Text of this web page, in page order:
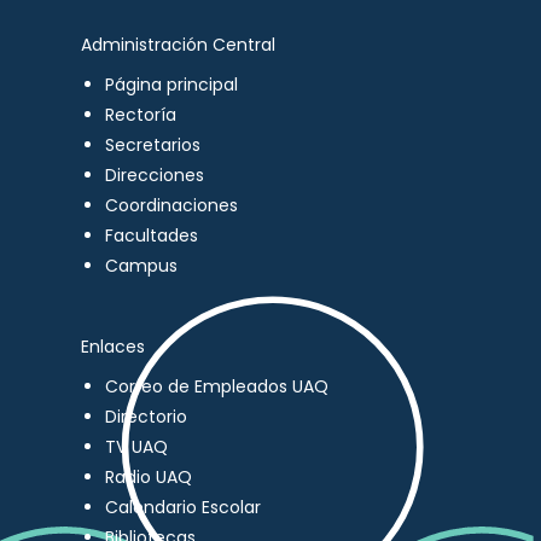
Administración Central
Página principal
Rectoría
Secretarios
Direcciones
Coordinaciones
Facultades
Campus
Enlaces
Correo de Empleados UAQ
Directorio
TV UAQ
Radio UAQ
Calendario Escolar